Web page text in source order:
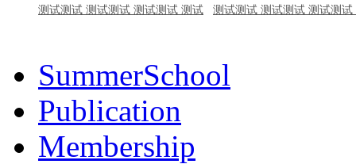
测试测试 测试测试 测试测试 测试 测试测试 测试测试 测试测试
SummerSchool
Publication
Membership